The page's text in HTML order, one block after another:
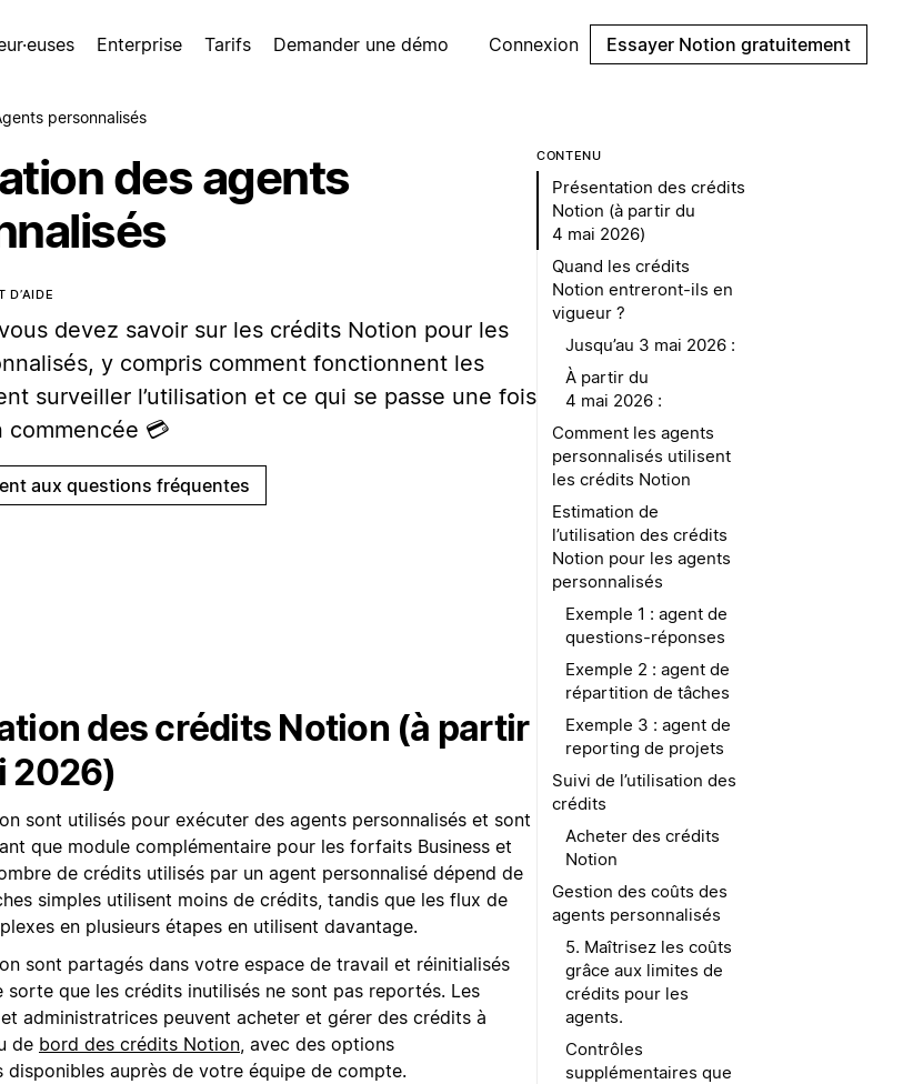
Enterprise Tarifs Demander une démo Connexion Essayer Notion gratuitement
personnalisés
des agents
D’AIDE
devez savoir sur les crédits Notion pour les
y compris comment fonctionnent les
surveiller l’utilisation et ce qui se passe une fois
commencée 💳
aux questions fréquentes
des crédits Notion (à partir
2026)
sont utilisés pour exécuter des agents personnalisés et sont
que module complémentaire pour les forfaits Business et
de crédits utilisés par un agent personnalisé dépend de
simples utilisent moins de crédits, tandis que les flux de
en plusieurs étapes en utilisent davantage.
sont partagés dans votre espace de travail et réinitialisés
sorte que les crédits inutilisés ne sont pas reportés. Les
administratrices peuvent acheter et gérer des crédits à
de bord des crédits Notion, avec des options
disponibles auprès de votre équipe de compte.
CONTENU
Présentation des crédits
Notion (à partir du
4 mai 2026)
Quand les crédits
Notion entreront-ils en
vigueur ?
Jusqu’au 3 mai 2026 :
À partir du
4 mai 2026 :
Comment les agents
personnalisés utilisent
les crédits Notion
Estimation de
l’utilisation des crédits
Notion pour les agents
personnalisés
Exemple 1 : agent de
questions-réponses
Exemple 2 : agent de
répartition de tâches
Exemple 3 : agent de
reporting de projets
Suivi de l’utilisation des
crédits
Acheter des crédits
Notion
Gestion des coûts des
agents personnalisés
5. Maîtrisez les coûts
grâce aux limites de
crédits pour les
agents.
Contrôles
supplémentaires que